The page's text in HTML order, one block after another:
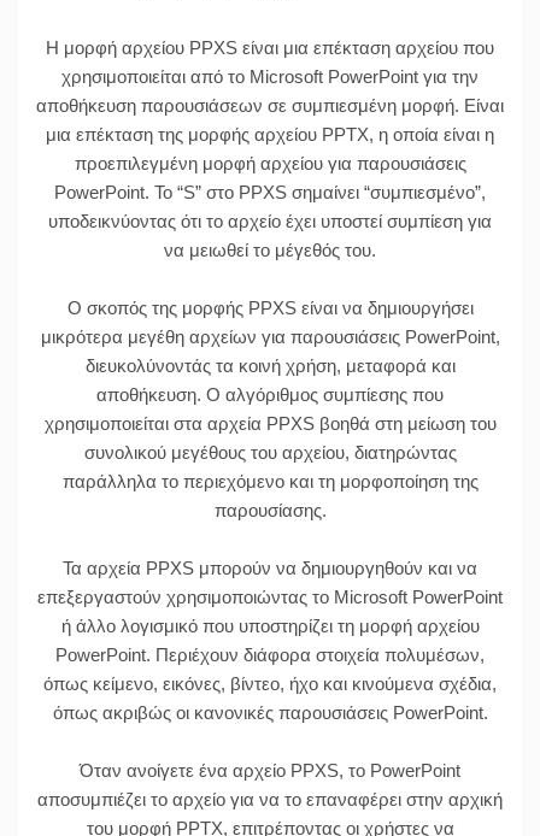
Η μορφή αρχείου PPXS είναι μια επέκταση αρχείου που
χρησιμοποιείται από το Microsoft PowerPoint για την
αποθήκευση παρουσιάσεων σε συμπιεσμένη μορφή. Είναι
μια επέκταση της μορφής αρχείου PPTX, η οποία είναι η
προεπιλεγμένη μορφή αρχείου για παρουσιάσεις
PowerPoint. Το “S” στο PPXS σημαίνει “συμπιεσμένο”,
υποδεικνύοντας ότι το αρχείο έχει υποστεί συμπίεση για
να μειωθεί το μέγεθός του.
Ο σκοπός της μορφής PPXS είναι να δημιουργήσει
μικρότερα μεγέθη αρχείων για παρουσιάσεις PowerPoint,
διευκολύνοντάς τα κοινή χρήση, μεταφορά και
αποθήκευση. Ο αλγόριθμος συμπίεσης που
χρησιμοποιείται στα αρχεία PPXS βοηθά στη μείωση του
συνολικού μεγέθους του αρχείου, διατηρώντας
παράλληλα το περιεχόμενο και τη μορφοποίηση της
παρουσίασης.
Τα αρχεία PPXS μπορούν να δημιουργηθούν και να
επεξεργαστούν χρησιμοποιώντας το Microsoft PowerPoint
ή άλλο λογισμικό που υποστηρίζει τη μορφή αρχείου
PowerPoint. Περιέχουν διάφορα στοιχεία πολυμέσων,
όπως κείμενο, εικόνες, βίντεο, ήχο και κινούμενα σχέδια,
όπως ακριβώς οι κανονικές παρουσιάσεις PowerPoint.
Όταν ανοίγετε ένα αρχείο PPXS, το PowerPoint
αποσυμπιέζει το αρχείο για να το επαναφέρει στην αρχική
του μορφή PPTX, επιτρέποντας οι χρήστες να